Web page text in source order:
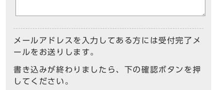
メールアドレスを入力してある方には受付完了メ
ールをお送りします。
書き込みが終わりましたら、下の確認ボタンを押
してください。